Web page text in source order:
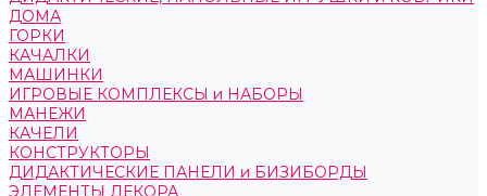
ДОМА
ГОРКИ
КАЧАЛКИ
МАШИНКИ
ИГРОВЫЕ КОМПЛЕКСЫ и НАБОРЫ
МАНЕЖИ
КАЧЕЛИ
КОНСТРУКТОРЫ
ДИДАКТИЧЕСКИЕ ПАНЕЛИ и БИЗИБОРДЫ
ЭЛЕМЕНТЫ ДЕКОРА